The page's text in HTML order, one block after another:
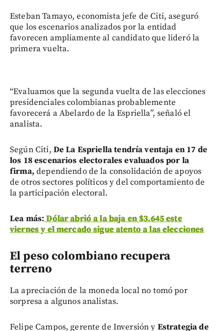
Esteban Tamayo, economista jefe de Citi, aseguró
que los escenarios analizados por la entidad
favorecen ampliamente al candidato que lideró la
primera vuelta.
“Evaluamos que la segunda vuelta de las elecciones
presidenciales colombianas probablemente
favorecerá a Abelardo de la Espriella”, señaló el
analista.
Según Citi, De La Espriella tendría ventaja en 17 de
los 18 escenarios electorales evaluados por la
firma, dependiendo de la consolidación de apoyos
de otros sectores políticos y del comportamiento de
la participación electoral.
Lea más: Dólar abrió a la baja en $3.645 este
viernes y el mercado sigue atento a las elecciones
El peso colombiano recupera
terreno
La apreciación de la moneda local no tomó por
sorpresa a algunos analistas.
Felipe Campos, gerente de Inversión y Estrategia de